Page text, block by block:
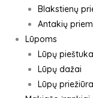
Blakstienų
Antakių
Lūpoms
Lūpų
Lūpų dažai
Lūpų priežiūra